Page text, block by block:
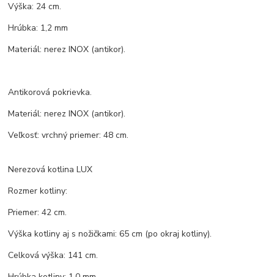
Výška: 24 cm.
Hrúbka: 1,2 mm
Materiál: nerez INOX (antikor).
Antikorová pokrievka.
Materiál: nerez INOX (antikor).
Veľkosť: vrchný priemer: 48 cm.
Nerezová kotlina LUX
Rozmer kotliny:
Priemer: 42 cm.
Výška kotliny aj s nožičkami: 65 cm (po okraj kotliny).
Celková výška: 141 cm.